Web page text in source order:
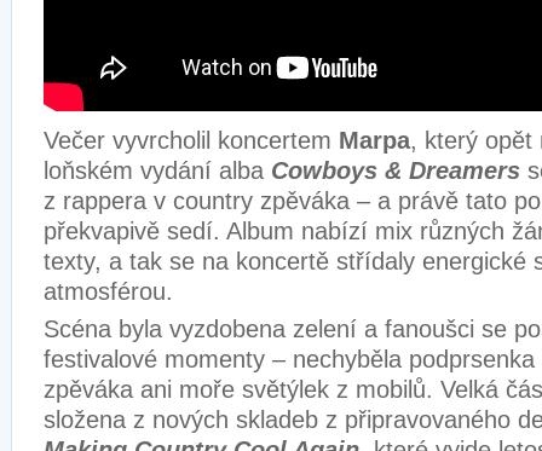
Večer vyvrcholil koncertem Marpa, který opět
loňském vydání alba Cowboys & Dreamers
z rappera v country zpěváka – a právě tato
překvapivě sedí. Album nabízí mix různých
texty, a tak se na koncertě střídaly energické
atmosférou.
Scéna byla vyzdobena zelení a fanoušci se
festivalové momenty – nechyběla
zpěváka ani moře světýlek z mobilů. Velká
složena z nových skladeb z připravovaného